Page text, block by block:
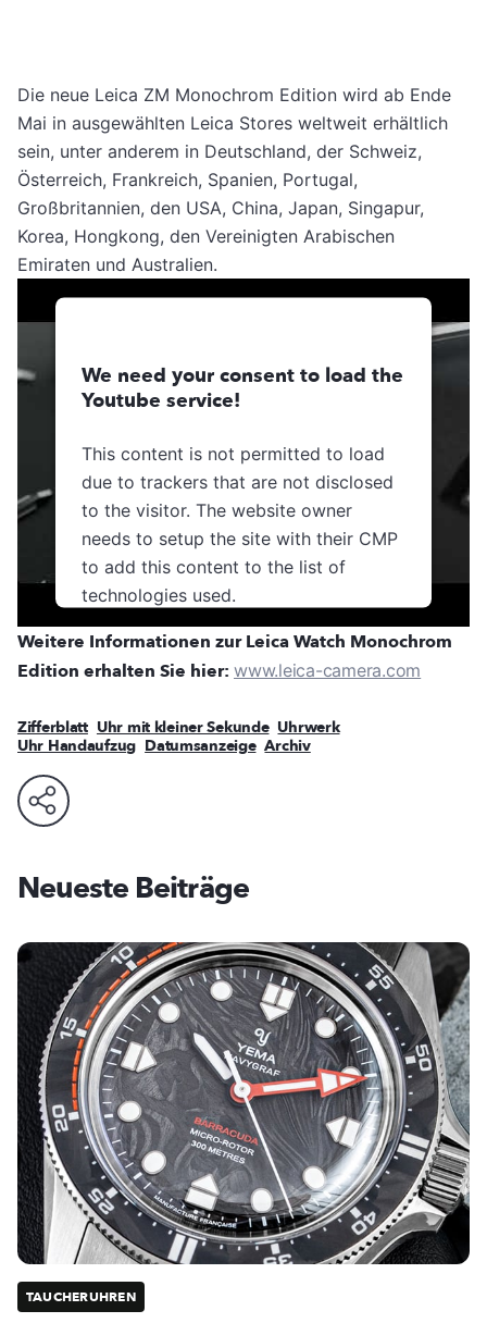
Die neue Leica ZM Monochrom Edition wird ab Ende
Mai in ausgewählten Leica Stores weltweit erhältlich
sein, unter anderem in Deutschland, der Schweiz,
Österreich, Frankreich, Spanien, Portugal,
Großbritannien, den USA, China, Japan, Singapur,
Korea, Hongkong, den Vereinigten Arabischen
Emiraten und Australien.
We need your consent to load the
Youtube service!
This content is not permitted to load
due to trackers that are not disclosed
to the visitor. The website owner
needs to setup the site with their CMP
to add this content to the list of
technologies used.
Powered byUsercentrics Consent
Management Platform
Weitere Informationen zur Leica Watch Monochrom
Edition erhalten Sie hier: www.leica-camera.com
Zifferblatt Uhr mit kleiner Sekunde Uhrwerk
Uhr Handaufzug Datumsanzeige Archiv
Neueste Beiträge
TAUCHERUHREN